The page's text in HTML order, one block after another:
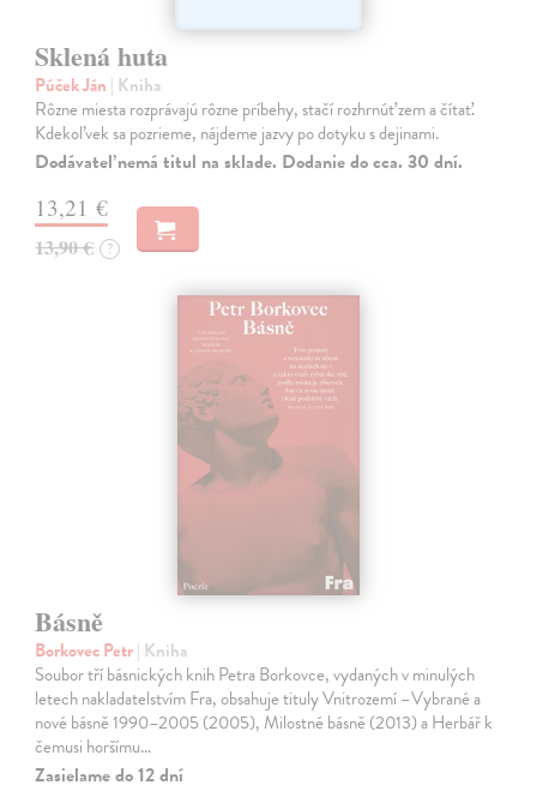
Sklená huta
Púček Ján | Kniha
Rôzne miesta rozprávajú rôzne príbehy, stačí rozhrnúť zem a čítať.
Kdekoľvek sa pozrieme, nájdeme jazvy po dotyku s dejinami.
Dodávateľ nemá titul na sklade. Dodanie do cca. 30 dní.
13,21 €
13,90 € ?
Básně
Borkovec Petr| Kniha
Soubor tří básnických knih Petra Borkovce, vydaných v minulých
letech nakladatelstvím Fra, obsahuje tituly Vnitrozemí –Vybrané a
nové básně 1990–2005 (2005), Milostné básně (2013) a Herbář k
čemusi horšímu…
Zasielame do 12 dní